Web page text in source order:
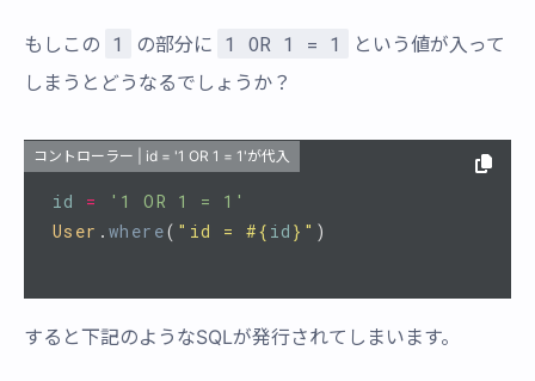
もしこの 1 の部分に 1 OR 1 = 1
という値が入って
しまうとどうなるでしょうか？
コントローラー | id = '1 OR 1 = 1'が代入
id =
'1 OR 1 = 1'
User .where( "id = #{ id } " )
すると下記のようなSQLが発行されてしまいます。